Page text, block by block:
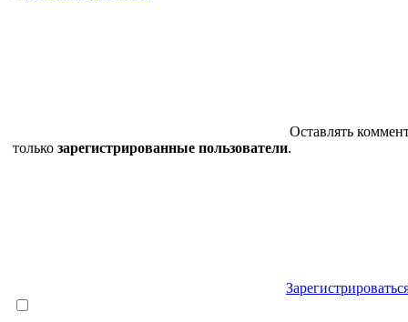
Оставлять
только зарегистрированные пользователи.